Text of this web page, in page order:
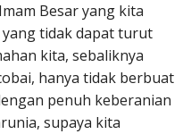
Besar yang kita
tidak dapat turut
kita, sebaliknya
hanya tidak berbuat
penuh keberanian
supaya kita